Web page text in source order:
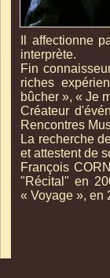
Il affectionne
interprète.
Fin
riches
bûcher », « Je
Créateur
Rencontres
La recherche
et attestent de
François
"Récital" en
« Voyage », en